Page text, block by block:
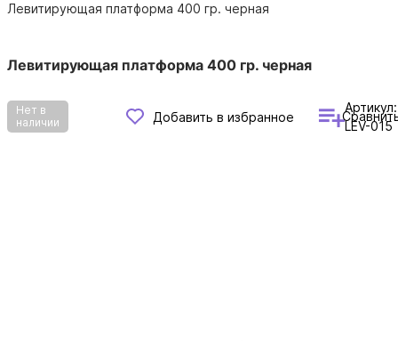
Левитирующая платформа 400 гр. черная
Левитирующая платформа 400 гр. черная
Нет в
наличии
Добавить в избранное
Артикул:
LEV-015